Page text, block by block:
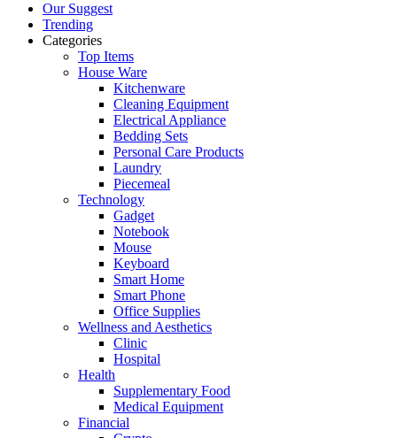
Our Suggest
Trending
Categories
Top Items
House Ware
Kitchenware
Cleaning Equipment
Electrical Appliance
Bedding Sets
Personal Care Products
Laundry
Piecemeal
Technology
Gadget
Notebook
Mouse
Keyboard
Smart Home
Smart Phone
Office Supplies
Wellness and Aesthetics
Clinic
Hospital
Health
Supplementary Food
Medical Equipment
Financial